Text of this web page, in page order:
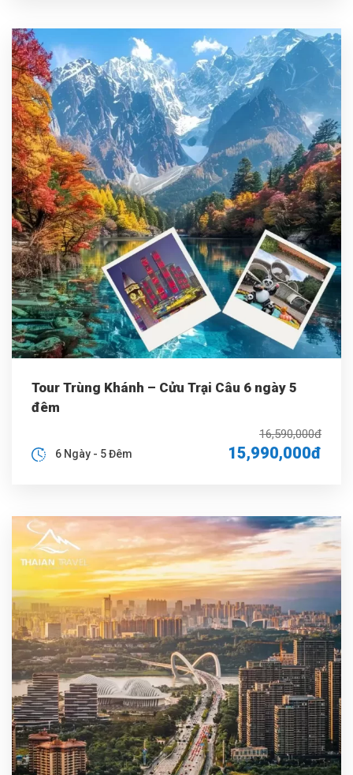
Tour Trùng Khánh – Cửu Trại Câu 6 ngày 5
đêm
16,590,000đ
15,990,000đ
6 Ngày - 5 Đêm